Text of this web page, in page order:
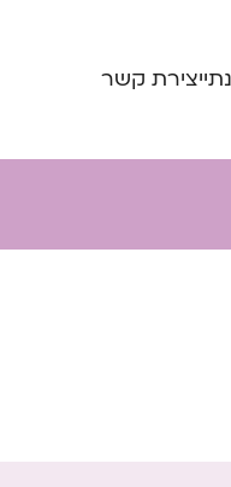
יצירת קשר